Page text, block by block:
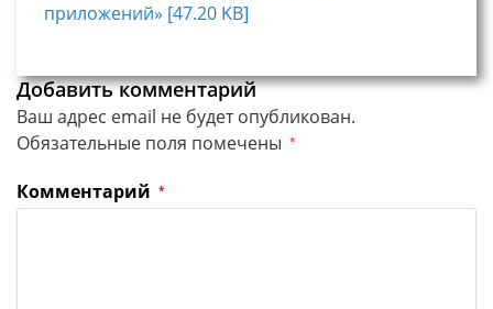
приложений» [47.20 KB]
Добавить комментарий
Ваш адрес email не будет опубликован.
Обязательные поля помечены *
Комментарий *